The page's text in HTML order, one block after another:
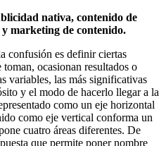
nativa, contenido de
marketing de contenido.
confusión es definir ciertas
ocasionan resultados o
variables, las más significativas
y el modo de hacerlo llegar a la
como un eje horizontal
como eje vertical conforma un
cuatro áreas diferentes. De
que permite poner nombre